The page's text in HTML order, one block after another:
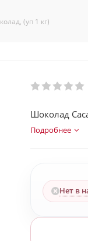
(уп 1 кг)
Шоколад
Подробнее
Нет в